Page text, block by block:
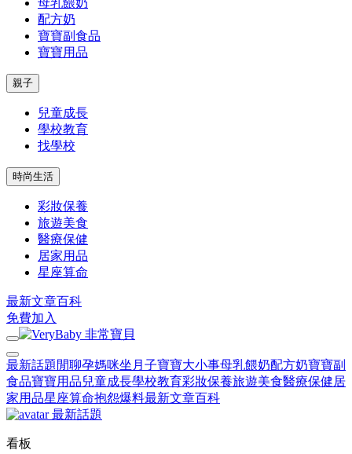
母乳餵奶
配方奶
寶寶副食品
寶寶用品
親子
兒童成長
學校教育
找學校
時尚生活
彩妝保養
旅遊美食
醫療保健
居家用品
星座算命
最新文章百科
免費加入
最新話題 閒聊孕媽咪坐月子寶寶大小事母乳餵奶配方奶寶寶副
食品寶寶用品兒童成長學校教育彩妝保養旅遊美食醫療保健居
家用品星座算命抱怨爆料最新文章百科
最新話題
看板